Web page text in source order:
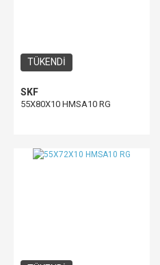
TÜKENDİ
SKF
55X80X10 HMSA10 RG